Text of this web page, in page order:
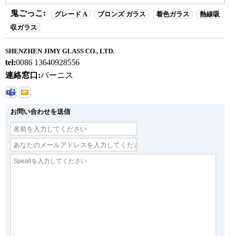
鬼ごっこ: グレード A ブロンズ ガラス 着色ガラス
熱線吸
収ガラス
SHENZHEN JIMY GLASS CO., LTD.
tel:0086 13640928556
連絡窓口:バーニス
お問い合わせを送信